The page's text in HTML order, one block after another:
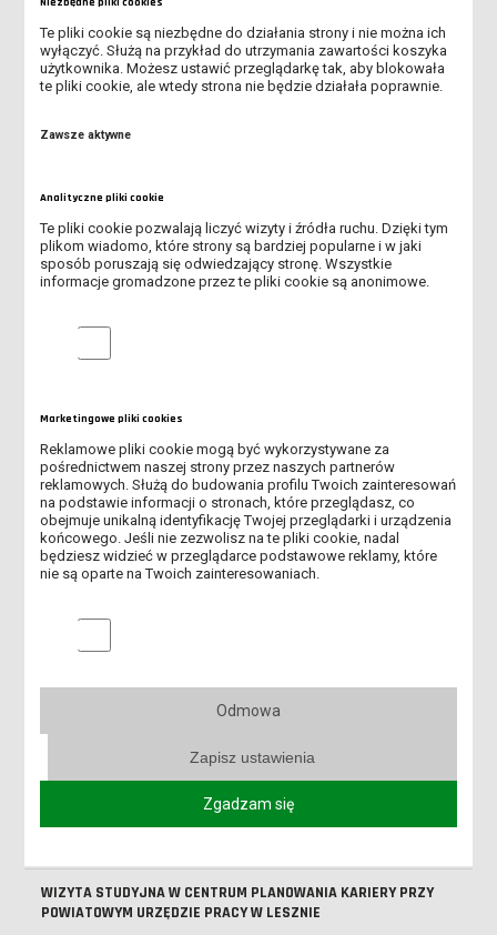
REALIZACJA PROJEKTU „MATEMATYCZNE STACJE BADAWCZE”
WARSZTATY DLA MIESZKAŃCÓW BURSY MIĘDZYSZKOLNEJ NR 1
PRZYGOTOWUJĄ SIĘ DO ŚWIĄT WIELKANOCY
ZAJĘCIA W PRZEDSZKOLU DALTOŃSKIM
ZAJĘCIA ŚWIĄTECZNE DLA PRZEDSZKOLAKÓW
PEDAGOGICZNE WARSZTATY ZAWODOZNAWCZE
WARSZTAT ŚWIĘTEGO MIKOŁAJA
SPOTKANIE Z SENIORAMI
ZAJĘCIA Z PEDAGOGIKI CZASU WOLNEGO
PROJEKT EDUKACYJNY „L'ARTE DI MANGIARE”
KOLEJNA EDYCJA PROJEKTU PT. „45-MINUT Z TEATREM”
WIZYTY STUDYJNE W „TOTUS TUUS” W LESZNIE
STUDENCI ANS NA WARSZTATACH W BURSIE MIĘDZYSZKOLNEJ
WIZYTA STUDYJNA W CENTRUM PLANOWANIA KARIERY PRZY
POWIATOWYM URZĘDZIE PRACY W LESZNIE
Te pliki cookie są niezbędne do działania strony i nie można ich
wyłączyć. Służą na przykład do utrzymania zawartości koszyka
użytkownika. Możesz ustawić przeglądarkę tak, aby blokowała
te pliki cookie, ale wtedy strona nie będzie działała poprawnie.
Zawsze aktywne
Analityczne pliki cookie
Te pliki cookie pozwalają liczyć wizyty i źródła ruchu. Dzięki tym
plikom wiadomo, które strony są bardziej popularne i w jaki
sposób poruszają się odwiedzający stronę. Wszystkie
informacje gromadzone przez te pliki cookie są anonimowe.
Analityczne pliki cookie
Marketingowe pliki cookies
Reklamowe pliki cookie mogą być wykorzystywane za
pośrednictwem naszej strony przez naszych partnerów
reklamowych. Służą do budowania profilu Twoich zainteresowań
na podstawie informacji o stronach, które przeglądasz, co
obejmuje unikalną identyfikację Twojej przeglądarki i urządzenia
końcowego. Jeśli nie zezwolisz na te pliki cookie, nadal
będziesz widzieć w przeglądarce podstawowe reklamy, które
nie są oparte na Twoich zainteresowaniach.
Marketingowe pliki cookies
Odmowa
Zapisz ustawienia
Zgadzam się